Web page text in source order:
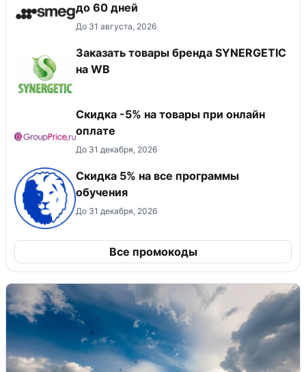
до 60 дней
До 31 августа, 2026
Заказать товары бренда SYNERGETIC
на WB
​Скидка -5% на товары при онлайн
оплате
До 31 декабря, 2026
Скидка 5% на все программы
обучения
До 31 декабря, 2026
Все промокоды